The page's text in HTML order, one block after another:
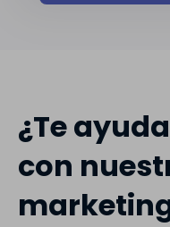
¿Te
con